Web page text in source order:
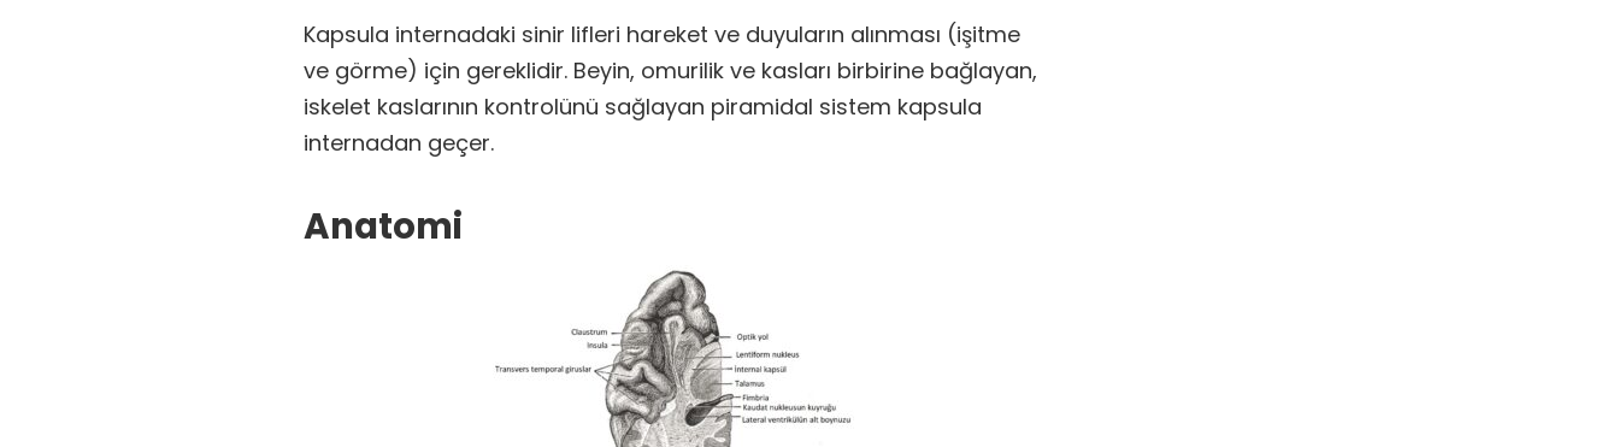
Kapsula internadaki sinir lifleri hareket ve duyuların alınması (işitme
ve görme) için gereklidir. Beyin, omurilik ve kasları birbirine bağlayan,
iskelet kaslarının kontrolünü sağlayan piramidal sistem kapsula
internadan geçer.
Anatomi